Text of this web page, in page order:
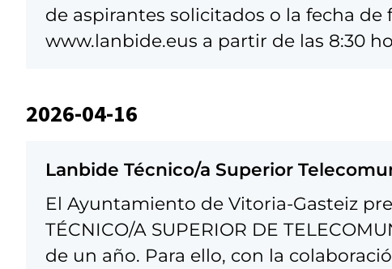
de aspirantes solicitados o la fecha
www.lanbide.eus a partir de las 8:30
2026-04-16
Lanbide Técnico/a Superior
El Ayuntamiento de Vitoria-Gasteiz
TÉCNICO/A SUPERIOR DE
de un año. Para ello, con la